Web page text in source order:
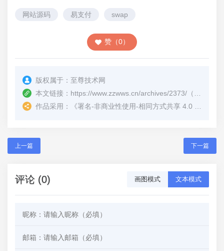
网站源码 易支付 swap
赞（0）
版权属于： 至尊技术网
本文链接： https://www.zzwws.cn/archives/2373/ （转载时请注明本文出处及文章链接）
作品采用：
《署名-非商业性使用-相同方式共享 4.0 国际 (CC BY-NC-SA 4.0)
上一篇 下一篇
评论 (0) 画图模式 文本模式